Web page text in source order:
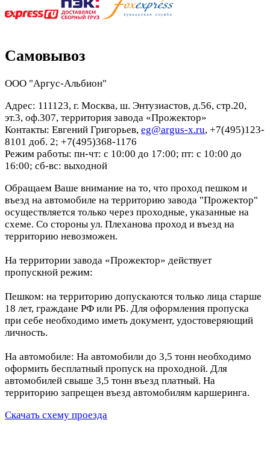
Самовывоз
ООО "Аргус-Альбион"
Адрес: 111123, г. Москва, ш. Энтузиастов, д.56, стр.20,
эт.3, оф.307, территория завода «Прожектор»
Контакты: Евгений Григорьев, eg@argus-x.ru, +7(495)123-
8101 доб. 2; +7(495)368-1176
Режим работы: пн-чт: с 10:00 до 17:00; пт: с 10:00 до
16:00; сб-вс: выходной
Обращаем Ваше внимание на то, что проход пешком и
въезд на автомобиле на территорию завода "Прожектор"
осуществляется только через проходные, указанные на
схеме. Со стороны ул. Плеханова проход и въезд на
территорию невозможен.
На территории завода «Прожектор» действует
пропускной режим:
Пешком: на территорию допускаются только лица старше
18 лет, граждане РФ или РБ. Для оформления пропуска
при себе необходимо иметь документ, удостоверяющий
личность.
На автомобиле: На автомобили до 3,5 тонн необходимо
оформить бесплатный пропуск на проходной. Для
автомобилей свыше 3,5 тонн въезд платный. На
территорию запрещен въезд автомобилям каршеринга.
Скачать схему проезда